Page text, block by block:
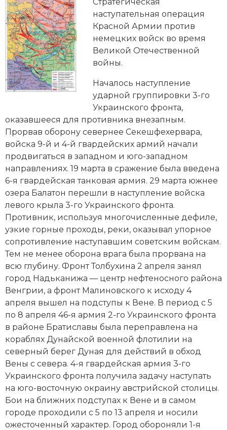
Генеалогия, геральдика
Государство и право
Европа
Империи
Историческая география и топонимика
История материальной и духовной культуры
История международных отношений
История, философия, теория и методология
исторического знания
Итория международных отношений
Латинская Америка
Новая история
Новейшая история
Нумизматика
Образование
Общественные объединения и организации
Политическая история
Революции и народные движения
Религия и церковь
Россия
наступательная операция
Красной Армии против
немецких войск во время
Великой Отечественной
войны.
Началось наступление
ударной группировки 3-го
Украинского фронта,
оказавшееся для противника внезапным.
Прорвав оборону севернее Секешфехервара,
войска 9-й и 4-й гвардейских армий начали
продвигаться в западном и юго-западном
направлениях. 19 марта в сражение была введена
6-я гвардейская танковая армия. 29 марта южнее
озера Балатон перешли в наступление войска
левого крыла 3-го Украинского фронта.
Противник, используя многочисленные дефиле,
узкие горные проходы, реки, оказывал упорное
сопротивление наступавшим советским войскам.
Тем не менее оборона врага была прорвана на
всю глубину. Фронт Толбухина 2 апреля занял
город Надьканижа — центр нефтеносного района
Венгрии, а фронт Малиновского к исходу 4
апреля вышел на подступы к Вене. В период с 5
по 8 апреля 46-я армия 2-го Украинского фронта
в районе Братиславы была переправлена на
кораблях Дунайской военной флотилии на
северный берег Дуная для действий в обход
Вены с севера. 4-я гвардейская армия 3-го
Украинского фронта получила задачу наступать
на юго-восточную окраину австрийской столицы.
Бои на ближних подступах к Вене и в самом
городе проходили с 5 по 13 апреля и носили
ожесточенный характер. Город обороняли 1-я